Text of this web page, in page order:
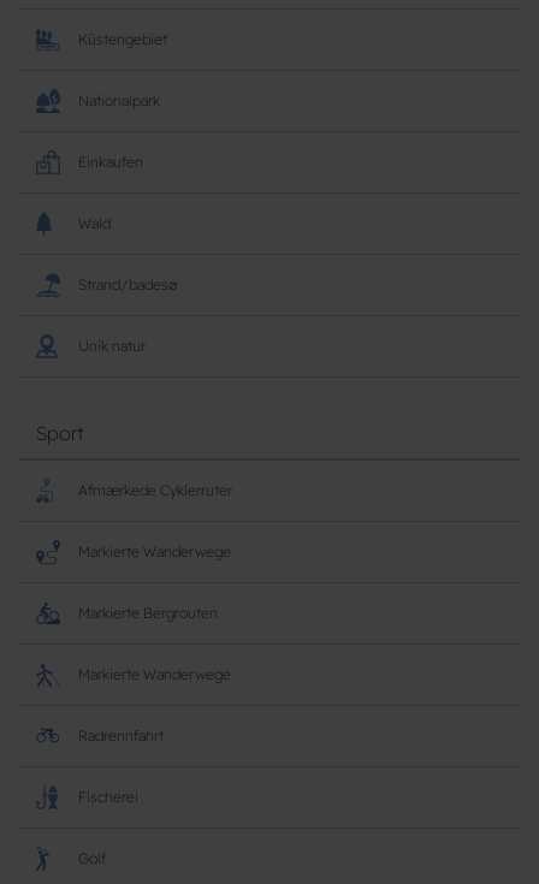
Küstengebiet
Nationalpark
Einkaufen
Wald
Strand/badesø
Unik natur
Sport
Afmærkede Cyklerruter
Markierte Wanderwege
Markierte Bergrouten
Markierte Wanderwege
Radrennfahrt
Fischerei
Golf